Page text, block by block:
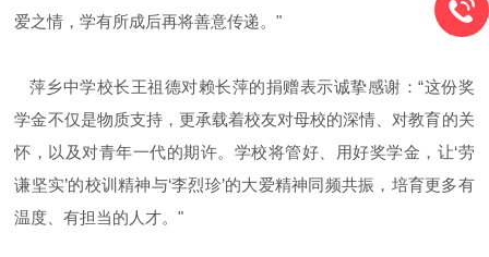
爱之情，学有所成后再将善意传递。"
萍乡中学校长王祖德对赖长萍的捐赠表示诚挚感谢：“这份奖
学金不仅是物质支持，更承载着校友对母校的深情、对教育的关
怀，以及对青年一代的期许。学校将管好、用好奖学金，让‘劳
谦坚实’的校训精神与‘李烈珍’的大爱精神同频共振，培育更多有
温度、有担当的人才。"